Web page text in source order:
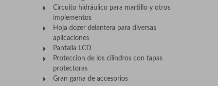
Circuito hidráulico para martillo y otros
implementos
Hoja dozer delantera para diversas
aplicaciones
Pantalla LCD
Proteccion de los cilindros con tapas
protectoras
Gran gama de accesorios